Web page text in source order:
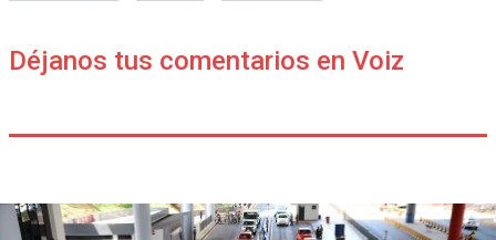
Déjanos tus comentarios en Voiz